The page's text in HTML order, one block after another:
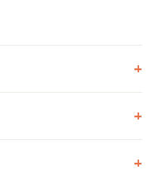
+
+
+